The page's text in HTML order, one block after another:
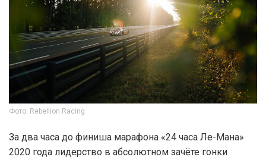
Фото: Rebellion Racing
За два часа до финиша марафона «24 часа Ле-Мана»
2020 года лидерство в абсолютном зачёте гонки